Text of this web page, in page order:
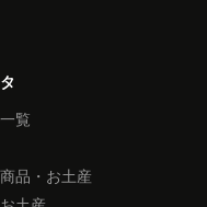
覧
品・お土産